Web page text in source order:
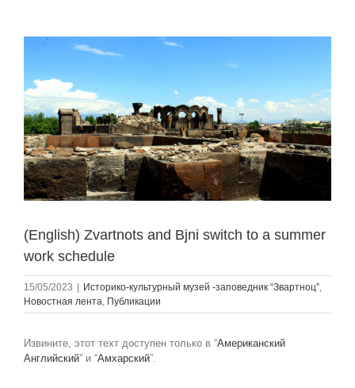
(English) Zvartnots and Bjni switch to a summer
work schedule
15/05/2023 Историко-культурный музей -заповедник “Звартноц”,
Новостная лента, Публикации
Извините, этот техт доступен только в “Американский
Английский” и “Амхарский”.